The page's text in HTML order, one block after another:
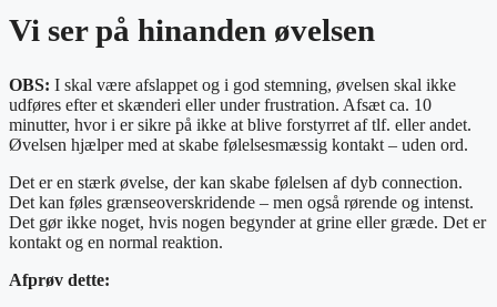
Vi ser på hinanden øvelsen
OBS: I skal være afslappet og i god stemning, øvelsen skal ikke
udføres efter et skænderi eller under frustration. Afsæt ca. 10
minutter, hvor i er sikre på ikke at blive forstyrret af tlf. eller andet.
Øvelsen hjælper med at skabe følelsesmæssig kontakt – uden ord.
Det er en stærk øvelse, der kan skabe følelsen af dyb connection.
Det kan føles grænseoverskridende – men også rørende og intenst.
Det gør ikke noget, hvis nogen begynder at grine eller græde. Det er
kontakt og en normal reaktion.
Afprøv dette: